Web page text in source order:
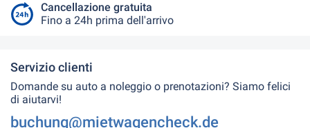
Cancellazione gratuita
Fino a 24h prima dell'arrivo
Servizio clienti
Domande su auto a noleggio o prenotazioni? Siamo felici
di aiutarvi!
buchung@mietwagencheck.de